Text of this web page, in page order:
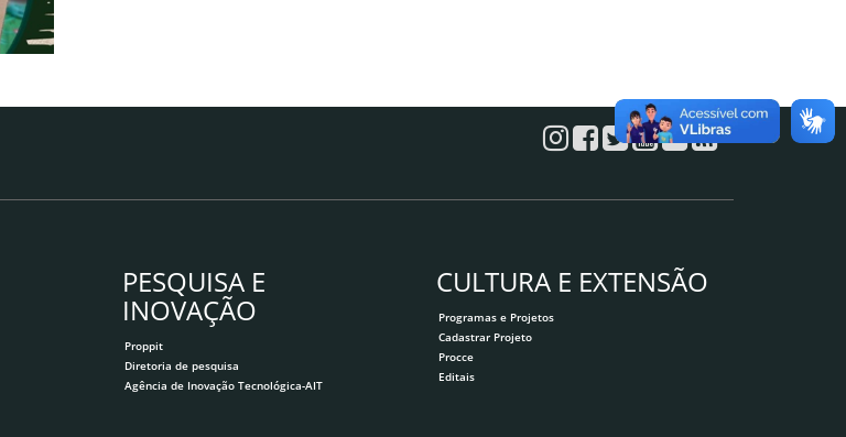
PESQUISA E
INOVAÇÃO
Proppit
Diretoria de pesquisa
Agência de Inovação Tecnológica-AIT
CULTURA E EXTENSÃO
Programas e Projetos
Cadastrar Projeto
Procce
Editais